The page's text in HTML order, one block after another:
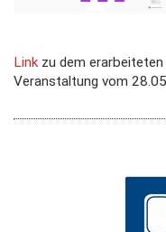
Link zu dem
Veranstaltung vom